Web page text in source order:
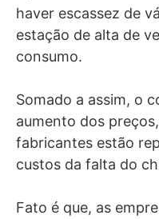
haver escassez de
estação de alta de
consumo.
Somado a assim, o
aumento dos
fabricantes estão
custos da falta do
Fato é que, as